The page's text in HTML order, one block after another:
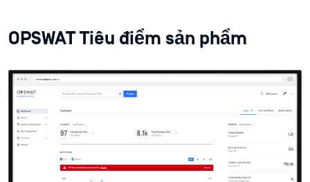
OPSWAT Tiêu điểm sản phẩm